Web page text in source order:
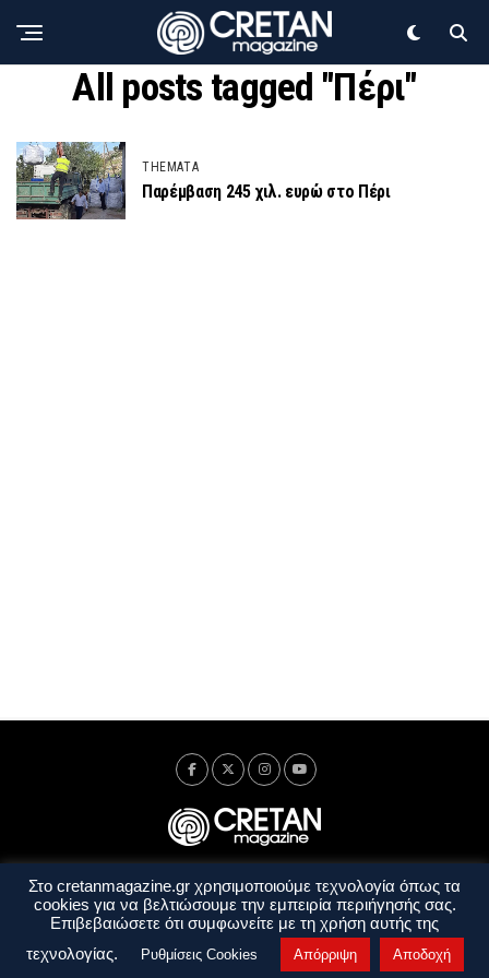
All posts tagged "Πέρι"
THEMATA
Παρέμβαση 245 χιλ. ευρώ στο Πέρι
Ταυτότητα Πολιτική Απορρήτου
Όροι Χρήσης
Όροι και Προϋποθέσεις
Στο cretanmagazine.gr χρησιμοποιούμε τεχνολογία όπως τα
cookies για να βελτιώσουμε την εμπειρία περιήγησής σας.
Επιβεβαιώσετε ότι συμφωνείτε με τη χρήση αυτής της
τεχνολογίας.
Ρυθμίσεις Cookies Απόρριψη Αποδοχή